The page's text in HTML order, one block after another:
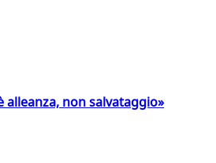
alleanza, non salvataggio»